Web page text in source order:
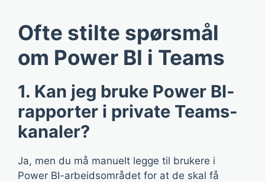
Ofte stilte spørsmål
om Power BI i Teams
1. Kan jeg bruke Power BI-
rapporter i private Teams-
kanaler?
Ja, men du må manuelt legge til brukere i
Power BI-arbeidsområdet for at de skal få